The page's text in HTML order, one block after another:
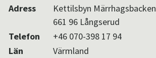
Adress
Kettilsbyn Märrhagsbacken
661 96 Långserud
Telefon
+46 070-398 17 94
Län
Värmland